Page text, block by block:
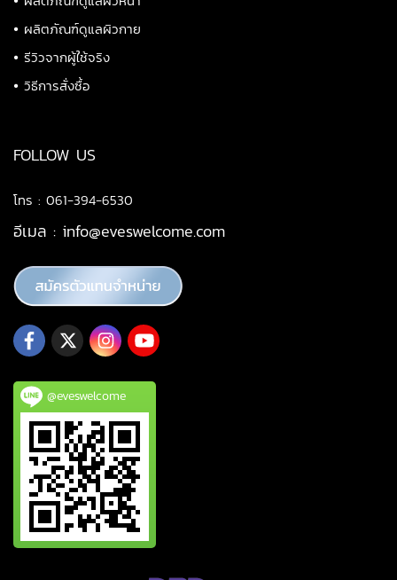
• ผลิตภัณฑ์ดูแลผิวกาย
• รีวิวจากผู้ใช้จริง
• วิธีการสั่งซื้อ
FOLLOW US
โทร : 061-394-6530
อีเมล : info@eveswelcome.com
@eveswelcome